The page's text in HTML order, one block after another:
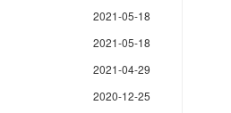
2021-05-18
2021-05-18
2021-04-29
2020-12-25